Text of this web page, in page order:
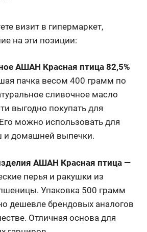
визит в гипермаркет,
на эти позиции:
АШАН Красная птица 82,5%
пачка весом 400 грамм по
сливочное масло
выгодно покупать для
можно использовать для
и домашней выпечки.
АШАН Красная птица —
перья и ракушки из
Упаковка 500 грамм
дешевле брендовых аналогов
Отличная основа для